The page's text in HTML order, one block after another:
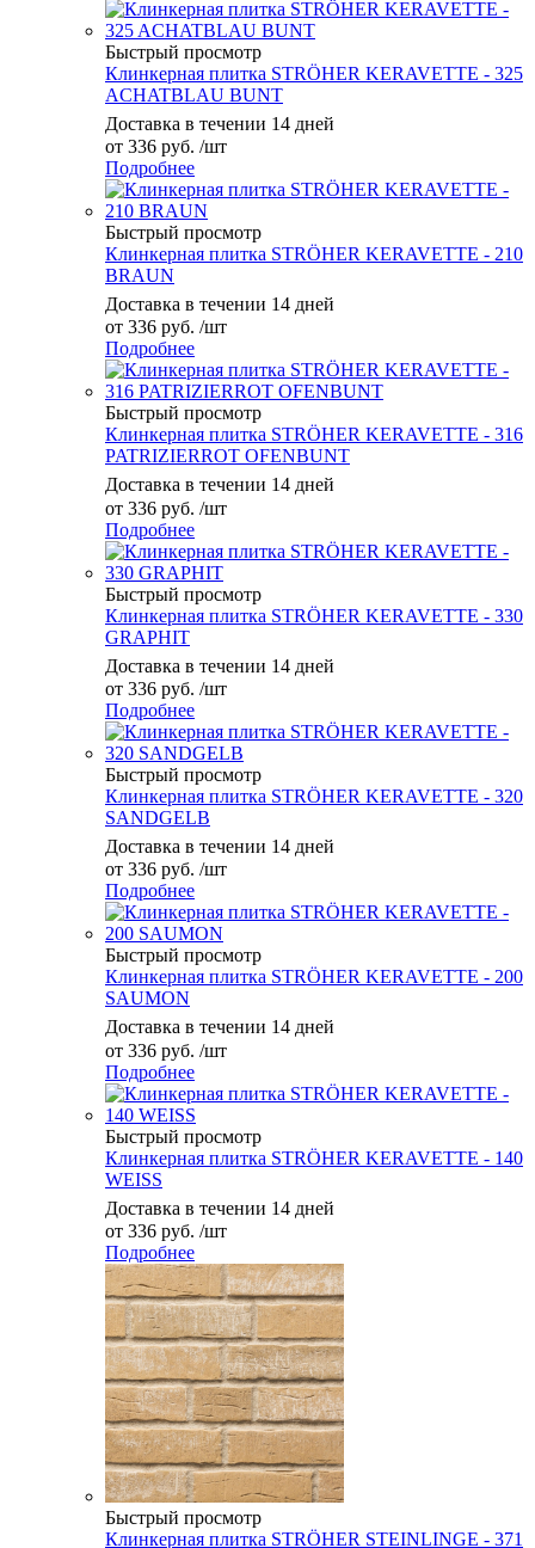
Быстрый просмотр
Клинкерная плитка STRÖHER KERAVETTE - 325
ACHATBLAU BUNT
Доставка в течении 14 дней
от 336 руб. /шт
Подробнее
Быстрый просмотр
Клинкерная плитка STRÖHER KERAVETTE - 210
BRAUN
Доставка в течении 14 дней
от 336 руб. /шт
Подробнее
Быстрый просмотр
Клинкерная плитка STRÖHER KERAVETTE - 316
PATRIZIERROT OFENBUNT
Доставка в течении 14 дней
от 336 руб. /шт
Подробнее
Быстрый просмотр
Клинкерная плитка STRÖHER KERAVETTE - 330
GRAPHIT
Доставка в течении 14 дней
от 336 руб. /шт
Подробнее
Быстрый просмотр
Клинкерная плитка STRÖHER KERAVETTE - 320
SANDGELB
Доставка в течении 14 дней
от 336 руб. /шт
Подробнее
Быстрый просмотр
Клинкерная плитка STRÖHER KERAVETTE - 200
SAUMON
Доставка в течении 14 дней
от 336 руб. /шт
Подробнее
Быстрый просмотр
Клинкерная плитка STRÖHER KERAVETTE - 140
WEISS
Доставка в течении 14 дней
от 336 руб. /шт
Подробнее
Быстрый просмотр
Клинкерная плитка STRÖHER STEINLINGE - 371